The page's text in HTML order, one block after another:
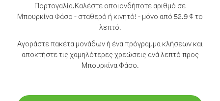
Πορτογαλία.Καλέστε οποιονδήποτε αριθμό σε
Μπουρκίνα Φάσο - σταθερό ή κινητό! - μόνο από 52.9 ¢ το
λεπτό.
Αγοράστε πακέτα μονάδων ή ένα πρόγραμμα κλήσεων και
αποκτήστε τις χαμηλότερες χρεώσεις ανά λεπτό προς
Μπουρκίνα Φάσο.